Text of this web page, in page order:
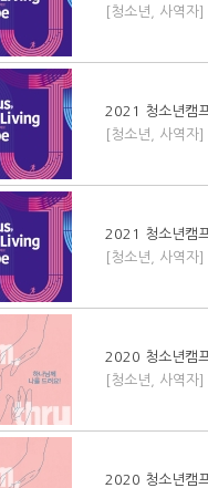
[청소년, 사역자]
2021 청소년캠
[청소년, 사역자]
2021 청소년캠
[청소년, 사역자]
2020 청소년캠
[청소년, 사역자]
2020 청소년캠